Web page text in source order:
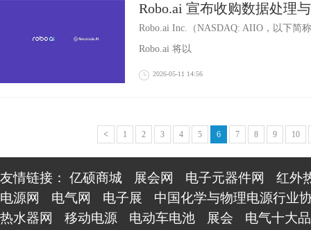
Robo.ai 宣布收购数据处理
Neurovia，构建 AI 基础设
Robo.ai Inc.（NASDAQ: AIIO，以下简
Robo.ai 将以
2026-05-11 14:56
< 1 2 3 4 5 6 7 8 9 10
友情链接： 亿硕商城 展会网 电子元器件网
红外
电源网
电气网 电子展
中国化学与物理电源行业
热水器网
移动电源 电动车电池 展会
电气十大